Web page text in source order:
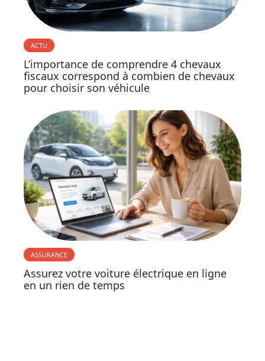
ACTU
L’importance de comprendre 4 chevaux
fiscaux correspond à combien de chevaux
pour choisir son véhicule
ASSURANCE
Assurez votre voiture électrique en ligne
en un rien de temps